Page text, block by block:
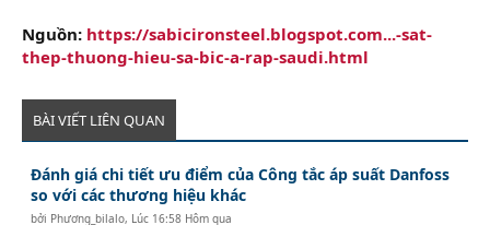
Nguồn: https://sabicironsteel.blogspot.com...-sat-
thep-thuong-hieu-sa-bic-a-rap-saudi.html
BÀI VIẾT LIÊN QUAN
Đánh giá chi tiết ưu điểm của Công tắc áp suất Danfoss
so với các thương hiệu khác
bởi Phương_bilalo, Lúc 16:58 Hôm qua